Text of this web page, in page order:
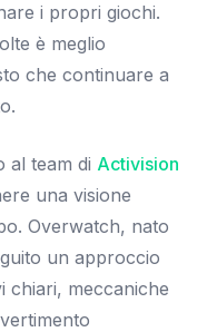
i propri giochi.
è meglio
che continuare a
al team di Activision
una visione
Overwatch, nato
un approccio
chiari, meccaniche